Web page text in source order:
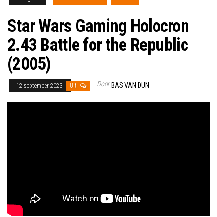
Star Wars Gaming Holocron
2.43 Battle for the Republic
(2005)
12 september 2023 Uit Door BAS VAN DUN